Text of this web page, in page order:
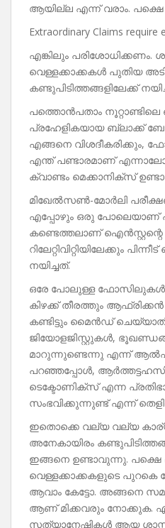
ആയില്ല എന്ന് വരാം.
Extraordinary Claims require
എങ്കിലും പരിശോധിക്കണം.
വെള്ളക്കാക്കകൾ പുതിയ
കണ്ടുപിടിത്തങ്ങളിലേക്ക്
പത്തൊൻപതാം
പ്രഹേളികയായ ബ്ലാക്ക്
എങ്ങനെ വിശദീകരിക്കും,
എന്ത് പണ്ടാരമാണ്
ക്വാണ്ടം മെക്കാനിക്സ്
മിഖേൽസൺ-മോർലി
എപ്പോഴും ഒരു
കണ്ടെത്തലാണ്
റിലേറ്റിവിറ്റിയിലേക്കും
നയിച്ചത്.
ഒരേ പോലുള്ള ഫോസിലുകൾ
കിഴക്ക് തീരത്തും
കണ്ടിട്ടും മൈൻഡ്
ജിയോളജിസ്റ്റുകൾ,
മാറുന്നുണ്ടെന്നു എന്ന്
പറഞ്ഞപ്പോൾ, ആർത്തട്ടഹസിച്ചു
ടെക്ടോണിക്സ് എന്ന
സംഭവിക്കുന്നുണ്ട് എന്ന്
ഇതൊക്കെ വല്യ വല്യ
അനേകായിരം
ഇങ്ങനെ ഉണ്ടാവുന്നു. പക്ഷെ
വെള്ളക്കാക്കകളുടെ
ആവാം കേട്ടോ. അങ്ങനെ
ആണ് മിക്കവരും നോക്കുക.
സത്യാനേഷികൾ ആയ